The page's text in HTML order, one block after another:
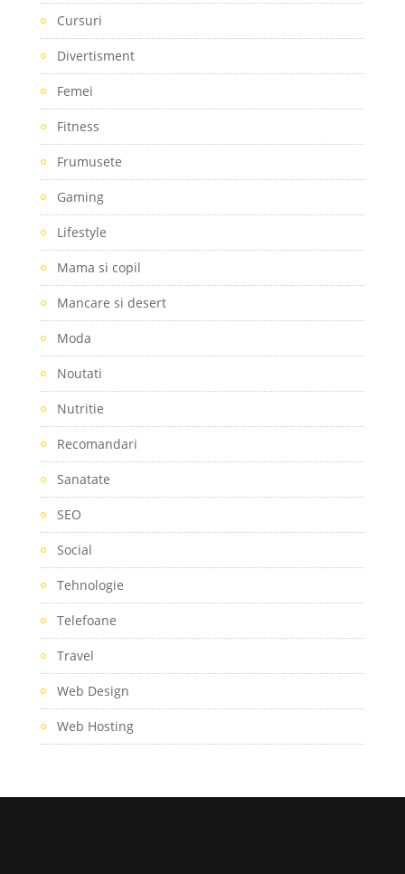
Cursuri
Divertisment
Femei
Fitness
Frumusete
Gaming
Lifestyle
Mama si copil
Mancare si desert
Moda
Noutati
Nutritie
Recomandari
Sanatate
SEO
Social
Tehnologie
Telefoane
Travel
Web Design
Web Hosting